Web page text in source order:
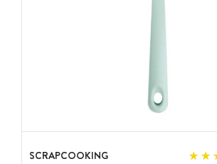
SCRAPCOOKING